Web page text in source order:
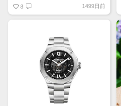
Accuracy（精密）とElectron（電
子）を組み合わせた「アキュトロ
ン」。1960年に発表された世界
音叉なので、キィーンという連続
音が聞こえてきて心地良いです✨
8 1499日前